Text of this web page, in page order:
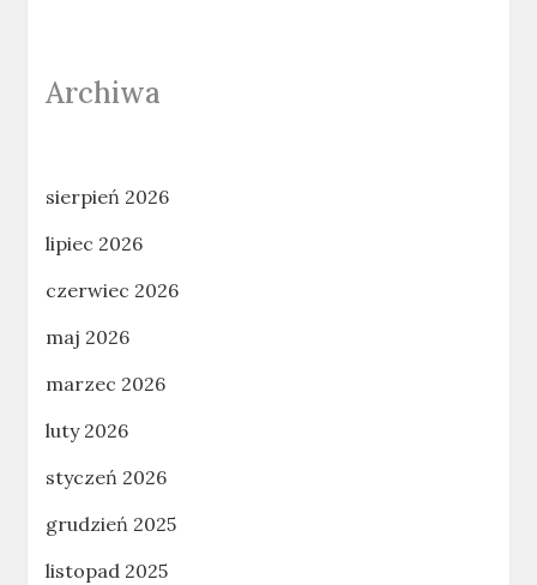
Archiwa
sierpień 2026
lipiec 2026
czerwiec 2026
maj 2026
marzec 2026
luty 2026
styczeń 2026
grudzień 2025
listopad 2025